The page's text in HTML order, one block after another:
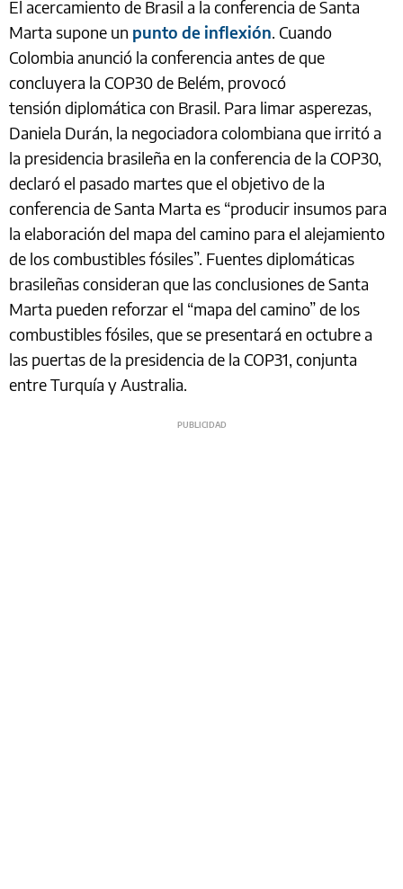
El acercamiento de Brasil a la conferencia de Santa
Marta supone un punto de inflexión. Cuando
Colombia anunció la conferencia antes de que
concluyera la COP30 de Belém, provocó
tensión diplomática con Brasil. Para limar asperezas,
Daniela Durán, la negociadora colombiana que irritó a
la presidencia brasileña en la conferencia de la COP30,
declaró el pasado martes que el objetivo de la
conferencia de Santa Marta es “producir insumos para
la elaboración del mapa del camino para el alejamiento
de los combustibles fósiles”. Fuentes diplomáticas
brasileñas consideran que las conclusiones de Santa
Marta pueden reforzar el “mapa del camino” de los
combustibles fósiles, que se presentará en octubre a
las puertas de la presidencia de la COP31, conjunta
entre Turquía y Australia.